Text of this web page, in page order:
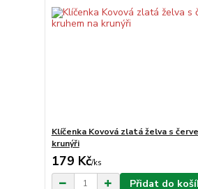
Klíčenka Kovová zlatá želva s
krunýři
179 Kč/ks
Přidat do